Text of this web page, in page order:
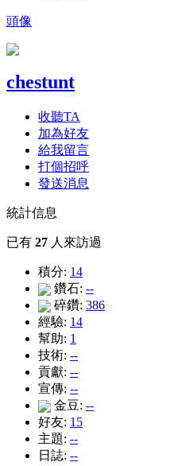
頭像
chestunt
收聽TA
加為好友
給我留言
打個招呼
發送消息
統計信息
已有 27 人來訪過
積分: 14
鑽石: --
碎鑽: 386
經驗: 14
幫助: 1
技術: --
貢獻: --
宣傳: --
金豆: --
好友: 15
主題: --
日誌: --